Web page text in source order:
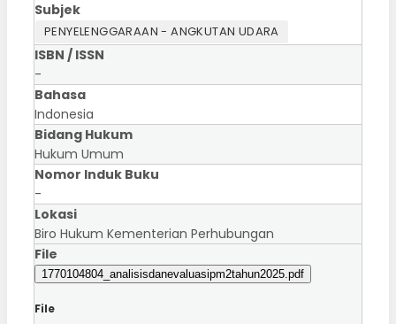
Subjek
PENYELENGGARAAN - ANGKUTAN UDARA
ISBN / ISSN
-
Bahasa
Indonesia
Bidang Hukum
Hukum Umum
Nomor Induk Buku
-
Lokasi
Biro Hukum Kementerian Perhubungan
File
1770104804_analisisdanevaluasipm2tahun2025.pdf
File